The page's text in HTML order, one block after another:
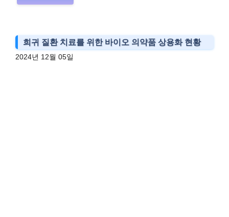
희귀 질환 치료를 위한 바이오 의약품 상용화 현황
2024년 12월 05일